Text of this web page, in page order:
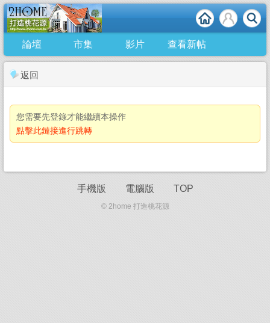
論壇 市集 影片 查看新帖
返回
您需要先登錄才能繼續本操作
點擊此鏈接進行跳轉
手機版 電腦版 TOP
© 2home 打造桃花源